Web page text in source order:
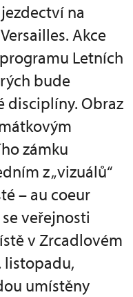
na
Akce
Letních
bude
disciplíny. Obraz
zámku
z „vizuálů“
– au coeur
veřejnosti
v Zrcadlovém
listopadu,
umístěny